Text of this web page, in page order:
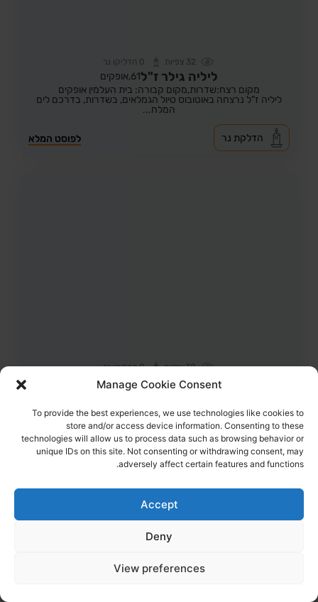
Manage Cookie Consent
To provide the best experiences, we use technologies like cookies to
store and/or access device information. Consenting to these
technologies will allow us to process data such as browsing behavior or
unique IDs on this site. Not consenting or withdrawing consent, may
adversely affect certain features and functions.
Accept
Deny
View preferences
32 צפיות 0 הדליקו נר
ליליה גילר ז"ל61, אופקים
מקום רצח:שדרות,מקום קבורה: בית העלמין אופקים
ליליה ז"ל נרצחה באוטובוס טיול הגמלאים, בשדרות, בדרכם לים
המלח...
לפוסט המלא הדלקת נר
38צפיות 0הדליקו נר
לילי איתמרי ז"ל63,כפר עזה
מקום קבורה: קיבוץ רוחמה
לפוסט המלא הדלקת נר